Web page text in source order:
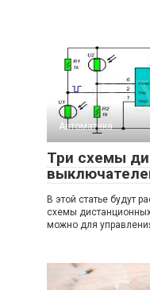
Автоматика
Три схемы
В этой статье будут
схемы
можно для